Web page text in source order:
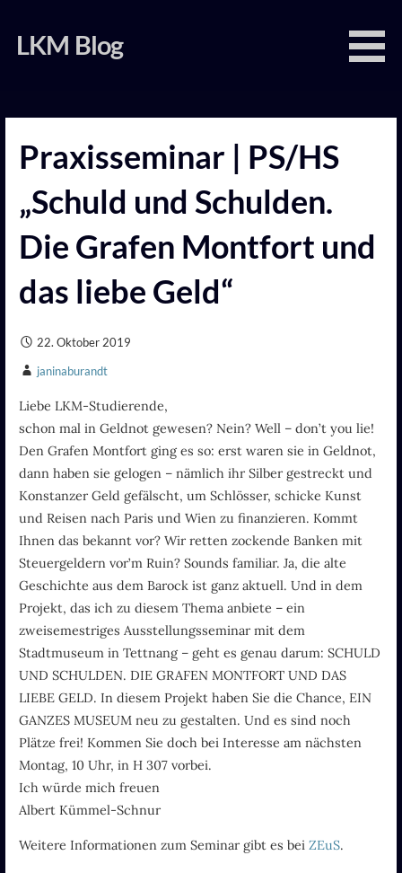
Inhalt
springen
LKM Blog
Praxisseminar | PS/HS
„Schuld und Schulden.
Die Grafen Montfort und
das liebe Geld“
22. Oktober 2019
janinaburandt
Liebe LKM-Studierende,
schon mal in Geldnot gewesen? Nein? Well – don’t you lie!
Den Grafen Montfort ging es so: erst waren sie in Geldnot,
dann haben sie gelogen – nämlich ihr Silber gestreckt und
Konstanzer Geld gefälscht, um Schlösser, schicke Kunst
und Reisen nach Paris und Wien zu finanzieren. Kommt
Ihnen das bekannt vor? Wir retten zockende Banken mit
Steuergeldern vor’m Ruin? Sounds familiar. Ja, die alte
Geschichte aus dem Barock ist ganz aktuell. Und in dem
Projekt, das ich zu diesem Thema anbiete – ein
zweisemestriges Ausstellungsseminar mit dem
Stadtmuseum in Tettnang – geht es genau darum: SCHULD
UND SCHULDEN. DIE GRAFEN MONTFORT UND DAS
LIEBE GELD. In diesem Projekt haben Sie die Chance, EIN
GANZES MUSEUM neu zu gestalten. Und es sind noch
Plätze frei! Kommen Sie doch bei Interesse am nächsten
Montag, 10 Uhr, in H 307 vorbei.
Ich würde mich freuen
Albert Kümmel-Schnur
Weitere Informationen zum Seminar gibt es bei ZEuS.